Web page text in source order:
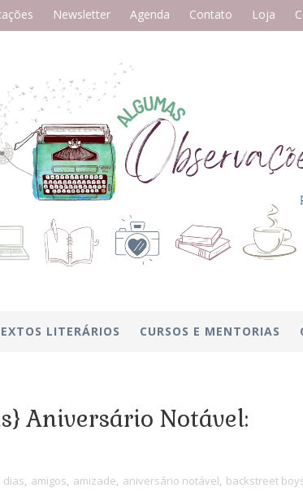
Newsletter Agenda Contato Loja
LITERÁRIOS CURSOS E MENTORIAS
Aniversário Notável:
dias, amigos, amizade, aniversário notável, backstreet